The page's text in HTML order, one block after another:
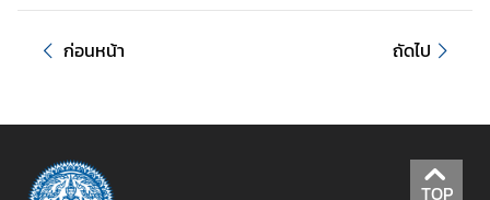
a
s
I
ก่อนหน้า ถัดไป
TOP